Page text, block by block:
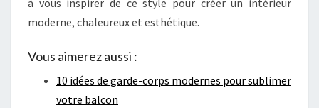
à vous inspirer de ce style pour créer un intérieur
moderne, chaleureux et esthétique.
Vous aimerez aussi :
10 idées de garde-corps modernes pour sublimer
votre balcon